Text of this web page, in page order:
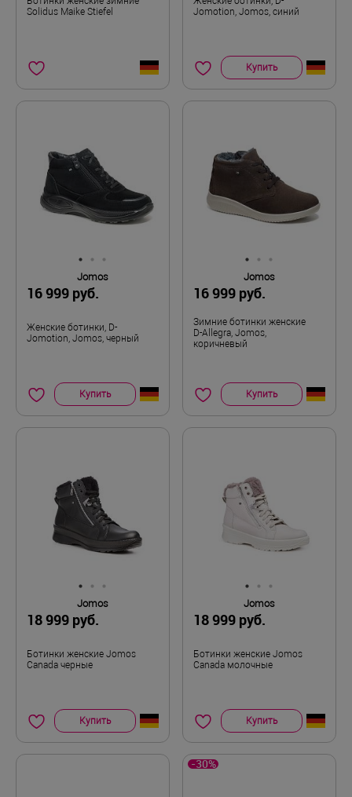
Solidus Maike Stiefel
Jomotion, Jomos, синий
Купить
Jomos
16 999 руб.
Женские ботинки, D-
Jomotion, Jomos, черный
Купить
Jomos
16 999 руб.
Зимние ботинки женские
D-Allegra, Jomos,
коричневый
Купить
Jomos
18 999 руб.
Ботинки женские Jomos
Canada черные
Купить
Jomos
18 999 руб.
Ботинки женские Jomos
Canada молочные
Купить
-30%